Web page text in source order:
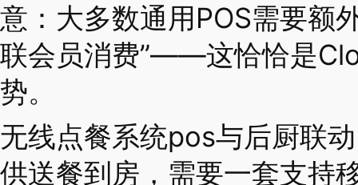
意：大多数通用POS需要额
联会员消费”——这恰恰是
势。
无线点餐系统pos与后厨联
供送餐到房，需要一套支持